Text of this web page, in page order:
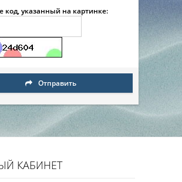
код, указанный на картинке:
Отправить
КАБИНЕТ